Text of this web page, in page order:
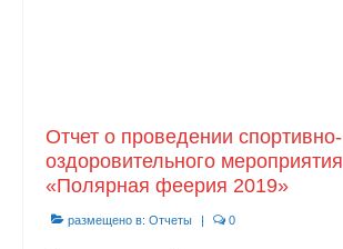
Отчет о проведении спортивно-
оздоровительного мероприятия
«Полярная феерия 2019»
размещено в: Отчеты | 0